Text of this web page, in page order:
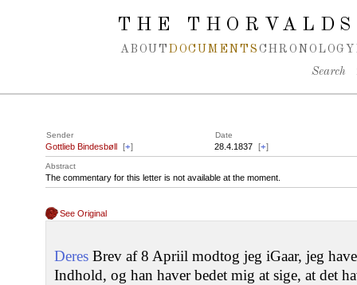
Spring navigation over
THE
ABOUT DOCUMENTS CHRONOLOGY
Search
Sender Date
Gottlieb Bindesbøll [+] 28.4.1837 [+]
Abstract
The commentary for this letter is not available at the moment.
See Original
Deres Brev af 8 Apriil modtog jeg iGaar, jeg
Indhold, og han haver bedet mig at sige, at det